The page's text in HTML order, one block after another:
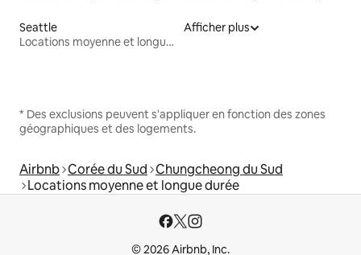
Seattle
Locations moyenne et longue durée
Afficher plus
* Des exclusions peuvent s'appliquer en fonction des zones
géographiques et des logements.
Airbnb Corée du Sud Chungcheong du Sud
Locations moyenne et longue durée
© 2026 Airbnb, Inc.